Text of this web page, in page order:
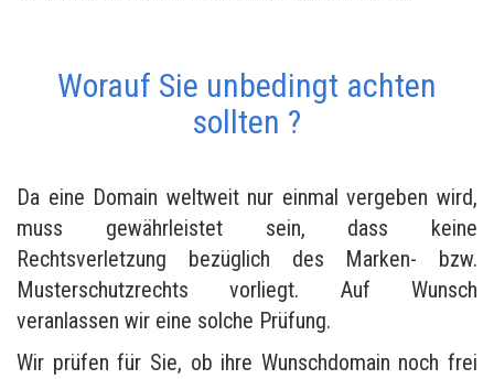
Worauf Sie unbedingt achten
sollten ?
Da eine Domain weltweit nur einmal vergeben wird,
muss gewährleistet sein, dass keine
Rechtsverletzung bezüglich des Marken- bzw.
Musterschutzrechts vorliegt. Auf Wunsch
veranlassen wir eine solche Prüfung.
Wir prüfen für Sie, ob ihre Wunschdomain noch frei